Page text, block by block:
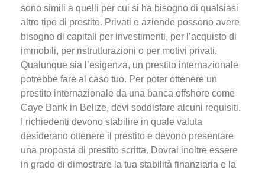
sono simili a quelli per cui si ha bisogno di qualsiasi
altro tipo di prestito. Privati e aziende possono avere
bisogno di capitali per investimenti, per l’acquisto di
immobili, per ristrutturazioni o per motivi privati.
Qualunque sia l’esigenza, un prestito internazionale
potrebbe fare al caso tuo. Per poter ottenere un
prestito internazionale da una banca offshore come
Caye Bank in Belize, devi soddisfare alcuni requisiti.
I richiedenti devono stabilire in quale valuta
desiderano ottenere il prestito e devono presentare
una proposta di prestito scritta. Dovrai inoltre essere
in grado di dimostrare la tua stabilità finanziaria e la